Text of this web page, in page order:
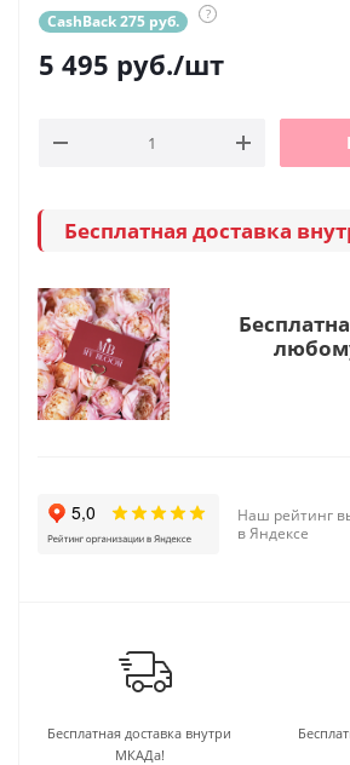
CashBack 275 руб. ?
5 495 руб./шт
Бесплатная доставка
Наш рейтинг
в Яндексе
Бесплатная доставка внутри
МКАДа!